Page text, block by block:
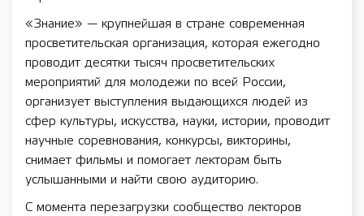
«Знание» — крупнейшая в стране современная
просветительская организация, которая ежегодно
проводит десятки тысяч просветительских
мероприятий для молодежи по всей России,
организует выступления выдающихся людей из
сфер культуры, искусства, науки, истории, проводит
научные соревнования, конкурсы, викторины,
снимает фильмы и помогает лекторам быть
услышанными и найти свою аудиторию.
С момента перезагрузки сообщество лекторов